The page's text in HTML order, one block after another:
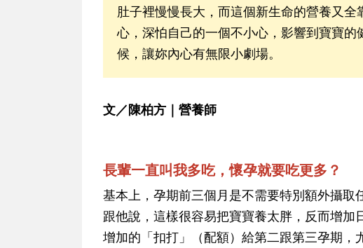
肚子裡慢慢長大，而這個新生命的營養又
心，深怕自己的一個不小心，影響到寶寶
候，讓妳內心有無限小劇場。
文／陳柏方｜營養師
長輩一直叫我多吃，懷孕就要吃更多？
基本上，孕期前三個月是不需要特別額外攝取
跟他說，這樣很容易把寶寶養太胖，反而增
增加的「扣打」（配額）給第二跟第三孕期